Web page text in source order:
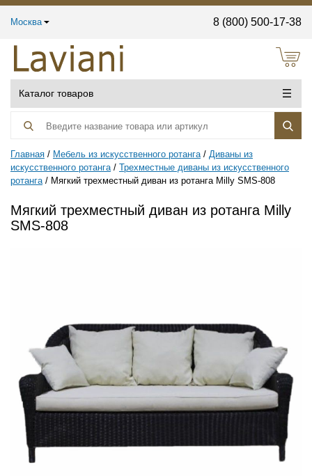
Москва 8 (800) 500-17-38
Каталог товаров
Главная Мебель из искусственного ротанга
Диваны из
искусственного ротанга
Трехместные диваны из искусственного
ротанга
Мягкий трехместный диван из ротанга Milly SMS-808
Мягкий трехместный диван из ротанга Milly
SMS-808